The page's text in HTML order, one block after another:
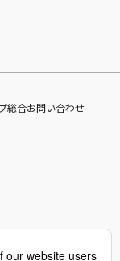
総合お問い合わせ